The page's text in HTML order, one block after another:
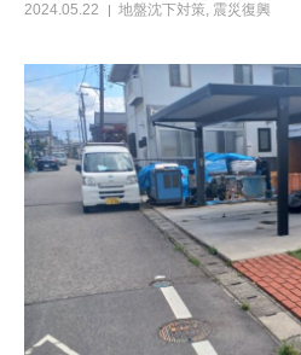
2024.05.22 地盤沈下対策, 震災復興
よくある質問
採用情報
LINEでのお問い合わせ